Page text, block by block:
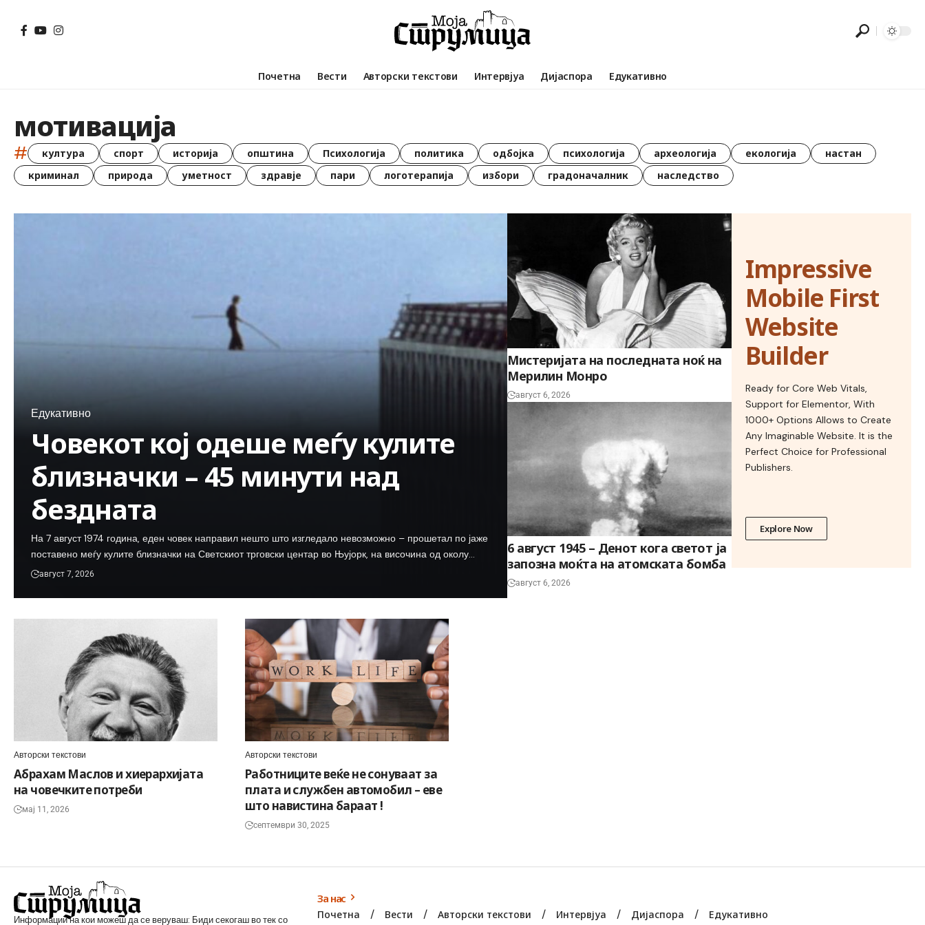
Почетна Вести Авторски текстови Интервјуа Дијаспора Едукативно
мотивација
# култура спорт историја општина Психологија политика одбојка психологија археологија екологија
настан
криминал
природа уметност здравје пари логотерапија избори градоначалник наследство
Едукативно
Човекот кој одеше меѓу кулите
близначки – 45 минути над
бездната
На 7 август 1974 година, еден човек направил нешто што изгледало невозможно – прошетал по јаже
поставено меѓу кулите близначки на Светскиот трговски центар во Њујорк, на височина од околу…
август 7, 2026
Мистеријата на последната ноќ на
Мерилин Монро
август 6, 2026
6 август 1945 – Денот кога светот ја
запозна моќта на атомската бомба
август 6, 2026
Impressive
Mobile First
Website
Builder
Ready for Core Web Vitals,
Support for Elementor, With
1000+ Options Allows to Create
Any Imaginable Website. It is the
Perfect Choice for Professional
Publishers.
Explore Now
Авторски текстови
Абрахам Маслов и хиерархијата
на човечките потреби
мај 11, 2026
Авторски текстови
Работниците веќе не сонуваат за
плата и службен автомобил – еве
што навистина бараат !
септември 30, 2025
Информации на кои можеш да се веруваш: Биди секогаш во тек со
За нас
Почетна Вести Авторски текстови Интервјуа Дијаспора Едукативно